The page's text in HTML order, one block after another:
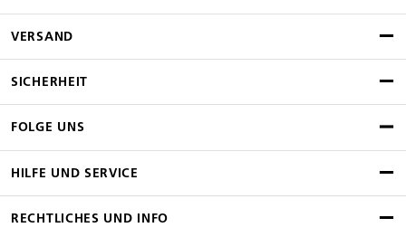
VERSAND
SICHERHEIT
FOLGE UNS
HILFE UND SERVICE
RECHTLICHES UND INFO